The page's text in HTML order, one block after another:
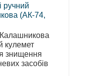
ручний
(АК-74,
кулемет
знищення
засобів